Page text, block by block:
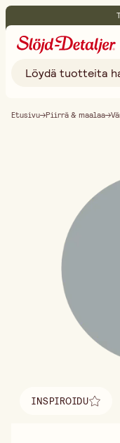
Etusivu Piirrä & maalaa
INSPIROIDU